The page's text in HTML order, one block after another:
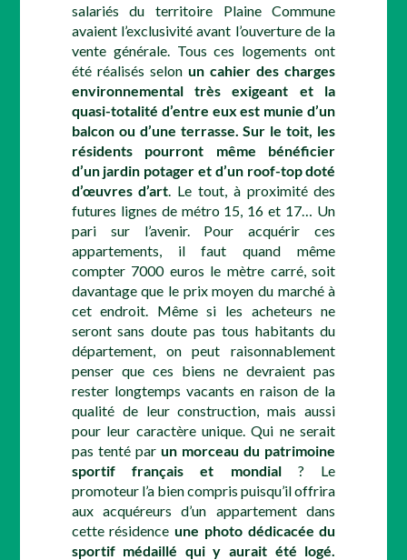
salariés du territoire Plaine Commune
avaient l’exclusivité avant l’ouverture de la
vente générale. Tous ces logements ont
été réalisés selon un cahier des charges
environnemental très exigeant et la
quasi-totalité d’entre eux est munie d’un
balcon ou d’une terrasse. Sur le toit, les
résidents pourront même bénéficier
d’un jardin potager et d’un roof-top doté
d’œuvres d’art. Le tout, à proximité des
futures lignes de métro 15, 16 et 17… Un
pari sur l’avenir. Pour acquérir ces
appartements, il faut quand même
compter 7000 euros le mètre carré, soit
davantage que le prix moyen du marché à
cet endroit. Même si les acheteurs ne
seront sans doute pas tous habitants du
département, on peut raisonnablement
penser que ces biens ne devraient pas
rester longtemps vacants en raison de la
qualité de leur construction, mais aussi
pour leur caractère unique. Qui ne serait
pas tenté par un morceau du patrimoine
sportif français et mondial? Le
promoteur l’a bien compris puisqu’il offrira
aux acquéreurs d’un appartement dans
cette résidenceune photo dédicacée du
sportif médaillé qui y aurait été logé.